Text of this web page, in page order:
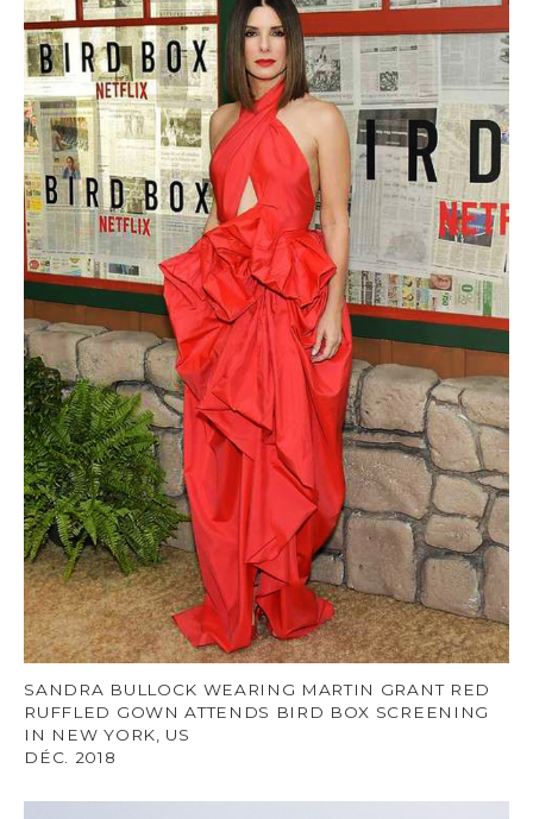
SANDRA BULLOCK WEARING MARTIN GRANT RED
RUFFLED GOWN ATTENDS BIRD BOX SCREENING
IN NEW YORK, US
DÉC. 2018